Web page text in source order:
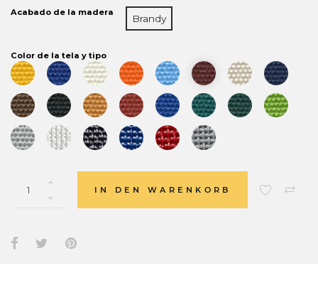
Acabado de la madera
Brandy
Color de la tela y tipo
IN DEN WARENKORB